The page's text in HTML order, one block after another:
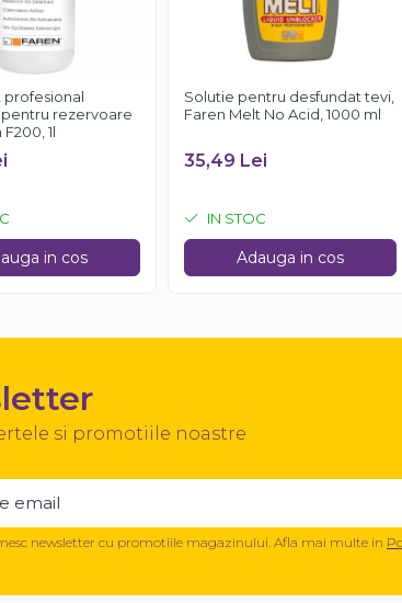
profesional
rezervoare
1l
in cos
Solutie pentru desfundat tevi,
Faren Melt No Acid, 1000 ml
35,49 Lei
IN STOC
Adauga in cos
si promotiile noastre
newsletter cu promotiile magazinului. Afla mai multe in